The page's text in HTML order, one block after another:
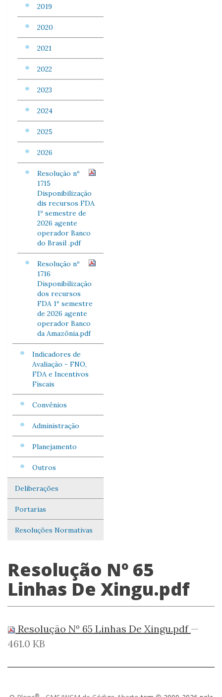
2019
2020
2021
2022
2023
2024
2025
2026
Resolução nº
1715
Disponibilização
dis recursos FDA
1º semestre de
2026 agente
operador Banco
do Brasil .pdf
Resolução nº
1716
Disponibilização
dos recursos
FDA 1º semestre
de 2026 agente
operador Banco
da Amazônia.pdf
Indicadores de
Avaliação - FNO,
FDA e Incentivos
Fiscais
Convênios
Administração
Planejamento
Outros
Deliberações
Portarias
Resoluções Normativas
Resolução Nº 65
Linhas De Xingu.pdf
Resolução Nº 65 Linhas De Xingu.pdf —
461.0 KB
®